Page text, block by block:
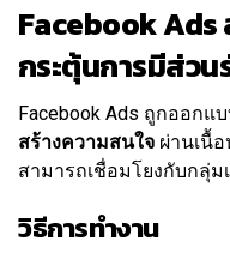
Facebook Ads
กระตุ้นการมีส่วน
Facebook Ads ถูกออกแ
สร้างความสนใจ ผ่านเนื้
สามารถเชื่อมโยงกับกลุ่ม
วิธีการทำงาน